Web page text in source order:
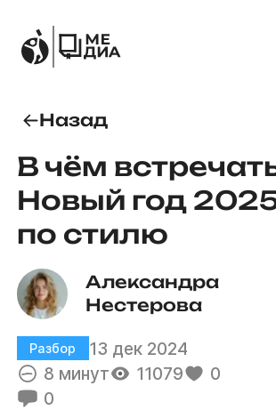
Назад
В чём
Новый год
по стилю
Александра
Нестерова
Разбор
13 дек 2024
8 минут
11079
0
0